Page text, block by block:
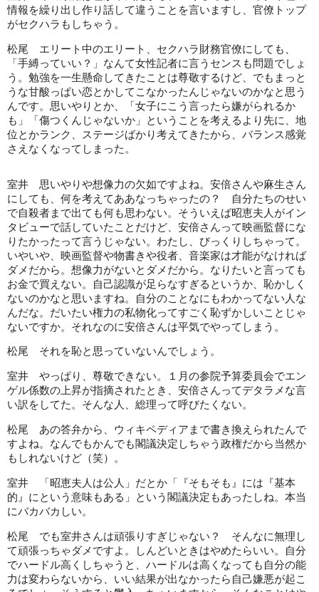
情報を繰り出し作り話して違うことを言いますし、官僚トップ
がセクハラもしちゃう。
松尾 エリート中のエリート、セクハラ財務官僚にしても、
「手縛っていい？」なんて女性記者に言うセンスも問題でしょ
う。勉強を一生懸命してきたことは尊敬するけど、でもまっと
うな甘酸っぱい恋とかしてこなかったんじゃないのかなと思う
んです。思いやりとか、「女子にこう言ったら嫌がられるか
も」「傷つくんじゃないか」ということを考えるより先に、地
位とかランク、ステージばかり考えてきたから、バランス感覚
さえなくなってしまった。
室井 思いやりや想像力の欠如ですよね。安倍さんや麻生さん
にしても、何を考えてああなっちゃったの？ 自分たちのせい
で自殺者まで出ても何も思わない。そういえば昭恵夫人がイン
タビューで話していたことだけど、安倍さんって映画監督にな
りたかったって言うじゃない。わたし、びっくりしちゃって。
いやいや、映画監督や物書きや役者、音楽家は才能がなければ
ダメだから。想像力がないとダメだから。なりたいと言っても
お金で買えない。自己認識が足らなすぎるというか、恥かしく
ないのかなと思いますね。自分のことなにもわかってない人な
んだな。だいたい権力の私物化ってすごく恥ずかしいことじゃ
ないですか。それなのに安倍さんは平気でやってしまう。
松尾 それを恥と思っていないんでしょう。
室井 やっぱり、尊敬できない。１月の参院予算委員会でエン
ゲル係数の上昇が指摘されたとき、安倍さんってデタラメな言
い訳をしてた。そんな人、総理って呼びたくない。
松尾 あの答弁から、ウィキペディアまで書き換えられたんで
すよね。なんでもかんでも閣議決定しちゃう政権だから当然か
もしれないけど（笑）。
室井 「昭恵夫人は公人」だとか「『そもそも』には『基本
的』にという意味もある」という閣議決定もあったしね。本当
にバカバカしい。
松尾 でも室井さんは頑張りすぎじゃない？ そんなに無理し
て頑張っちゃダメですよ。しんどいときはやめたらいい。自分
でハードル高くしちゃうと、ハードルは高くなっても自分の能
力は変わらないから、いい結果が出なかったら自己嫌悪が起こ